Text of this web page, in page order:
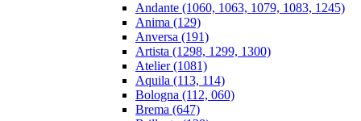
Andante (1060, 1063, 1079, 1083, 1245)
Anima (129)
Anversa (191)
Artista (1298, 1299, 1300)
Atelier (1081)
Aquila (113, 114)
Bologna (112, 060)
Brema (647)